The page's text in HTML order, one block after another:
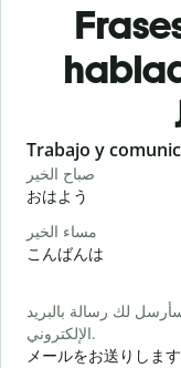
Slide 1 of 6
Trabajo y
صباح الخير
おはよう
مساء الخير
こんばんは
لك رسالة بالبريد
الإلكتروني.
メールをお送りします